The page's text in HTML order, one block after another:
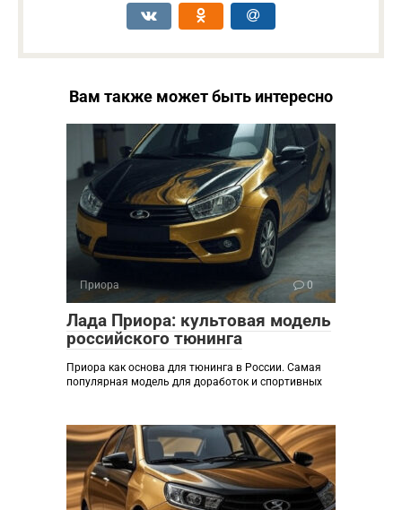
Вам также может быть интересно
Приора 0
Лада Приора: культовая модель
российского тюнинга
Приора как основа для тюнинга в России. Самая
популярная модель для доработок и спортивных